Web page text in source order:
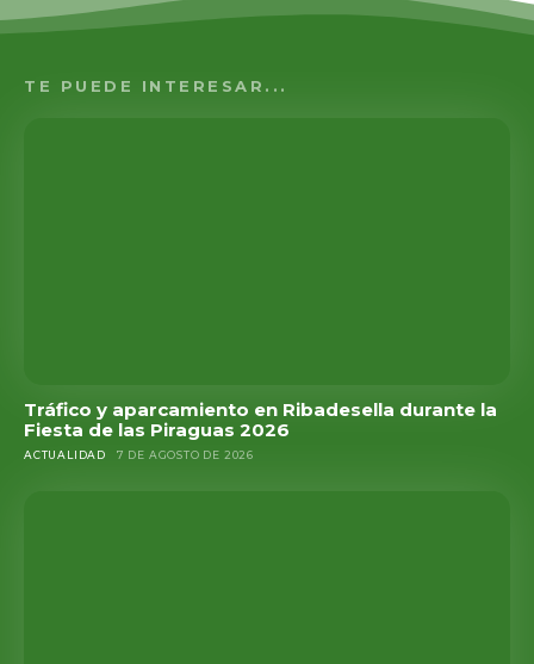
TE PUEDE INTERESAR...
Tráfico y aparcamiento en Ribadesella durante la
Fiesta de las Piraguas 2026
ACTUALIDAD 7 DE AGOSTO DE 2026